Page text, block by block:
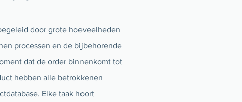
door grote hoeveelheden
processen en de bijbehorende
dat de order binnenkomt tot
hebben alle betrokkenen
Elke taak hoort